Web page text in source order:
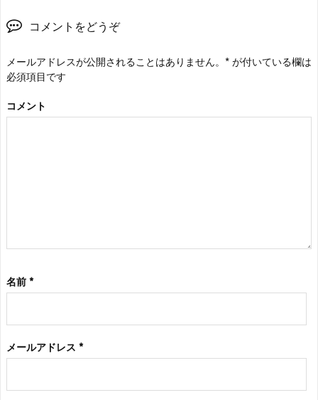
コメントをどうぞ
メールアドレスが公開されることはありません。 * が付いている欄は
必須項目です
コメント
名前 *
メールアドレス *